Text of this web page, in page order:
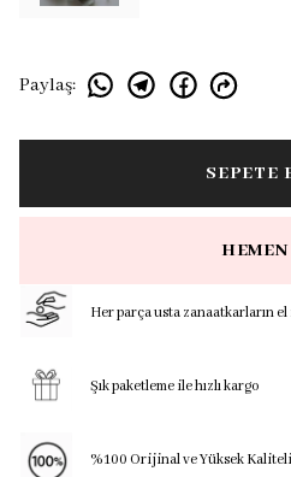
Paylaş:
SEPETE
Her parça usta zanaatkarların
Şık paketleme ile hızlı kargo
%100 Orijinal ve Yüksek